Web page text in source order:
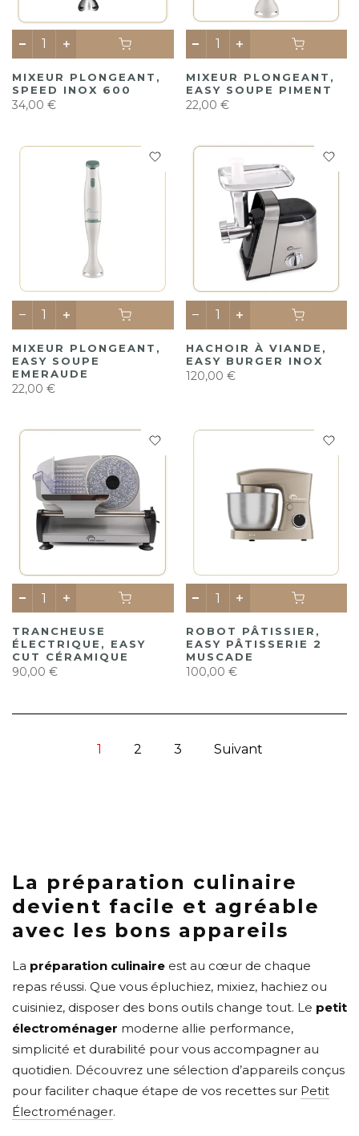
MIXEUR PLONGEANT,
SPEED INOX 600
34,00 €
MIXEUR PLONGEANT,
EASY SOUPE PIMENT
22,00 €
MIXEUR PLONGEANT,
EASY SOUPE
EMERAUDE
22,00 €
HACHOIR À VIANDE,
EASY BURGER INOX
120,00 €
TRANCHEUSE
ÉLECTRIQUE, EASY
CUT CÉRAMIQUE
90,00 €
ROBOT PÂTISSIER,
EASY PÂTISSERIE 2
MUSCADE
100,00 €
1 2 3 Suivant
La préparation culinaire
devient facile et agréable
avec les bons appareils
La préparation culinaire est au cœur de chaque
repas réussi. Que vous épluchiez, mixiez, hachiez ou
cuisiniez, disposer des bons outils change tout. Le petit
électroménager moderne allie performance,
simplicité et durabilité pour vous accompagner au
quotidien. Découvrez une sélection d’appareils conçus
pour faciliter chaque étape de vos recettes sur Petit
Électroménager.